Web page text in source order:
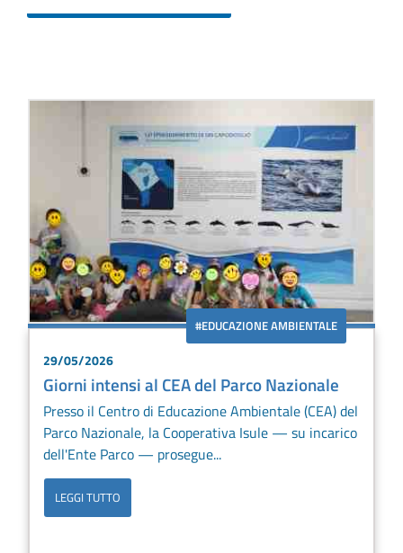
#EDUCAZIONE AMBIENTALE
29/05/2026
Giorni intensi al CEA del Parco Nazionale
Presso il Centro di Educazione Ambientale (CEA) del
Parco Nazionale, la Cooperativa Isule — su incarico
dell'Ente Parco — prosegue...
LEGGI TUTTO